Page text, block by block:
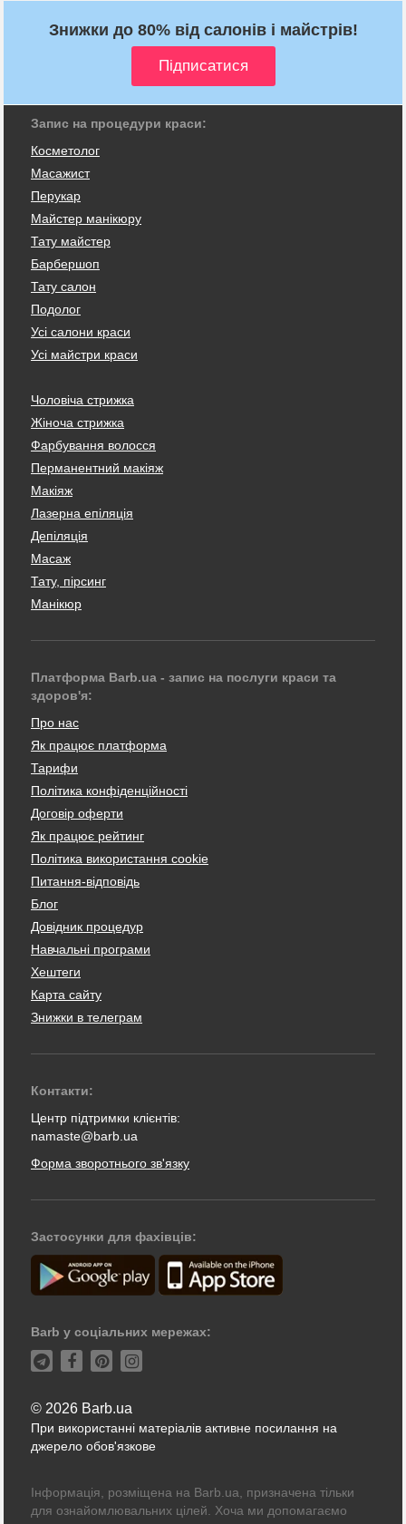
Знижки до 80% від салонів і майстрів!
Запис на процедури краси:
Косметолог
Масажист
Перукар
Майстер манікюру
Тату майстер
Барбершоп
Тату салон
Подолог
Усі салони краси
Усі майстри краси
Чоловіча стрижка
Жіноча стрижка
Фарбування волосся
Перманентний макіяж
Макіяж
Лазерна епіляція
Депіляція
Масаж
Тату, пірсинг
Манікюр
Платформа Barb.ua - запис на послуги краси та
здоров'я:
Про нас
Як працює платформа
Тарифи
Політика конфіденційності
Договір оферти
Як працює рейтинг
Політика використання cookie
Питання-відповідь
Блог
Довідник процедур
Навчальні програми
Хештеги
Карта сайту
Знижки в телеграм
Контакти:
Центр підтримки клієнтів:
namaste@barb.ua
Форма зворотнього зв'язку
Застосунки для фахівців:
Barb у соціальних мережах:
© 2026 Barb.ua
При використанні матеріалів активне посилання на
джерело обов'язкове
Інформація, розміщена на Barb.ua, призначена тільки
для ознайомлювальних цілей. Хоча ми допомагаємо